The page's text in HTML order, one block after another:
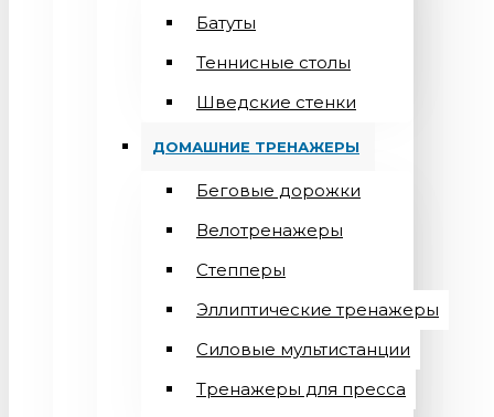
Батуты
Теннисные столы
Шведские стенки
ДОМАШНИЕ ТРЕНАЖЕРЫ
Беговые дорожки
Велотренажеры
Степперы
Эллиптические тренажеры
Силовые мультистанции
Тренажеры для пресса